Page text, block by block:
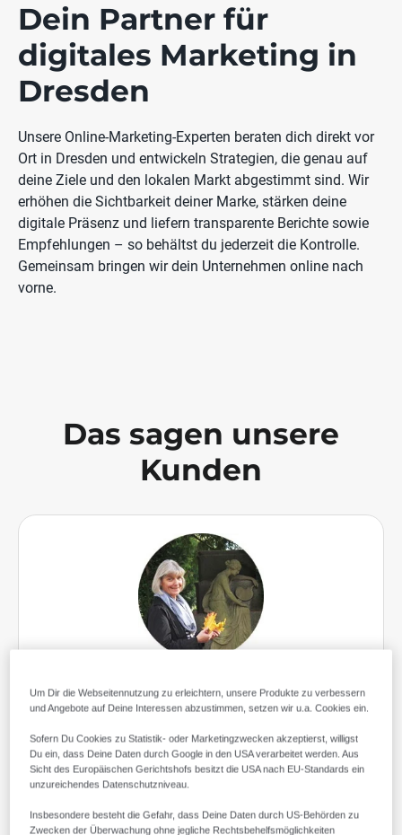
Dein Partner für
digitales Marketing in
Dresden
Unsere Online-Marketing-Experten beraten dich direkt vor
Ort in Dresden und entwickeln Strategien, die genau auf
deine Ziele und den lokalen Markt abgestimmt sind. Wir
erhöhen die Sichtbarkeit deiner Marke, stärken deine
digitale Präsenz und liefern transparente Berichte sowie
Empfehlungen – so behältst du jederzeit die Kontrolle.
Gemeinsam bringen wir dein Unternehmen online nach
vorne.
Das sagen unsere
Kunden
Claudia Bergmann-Staercke
in der heutigen Zeit sehr wichtig. Deshalb nutze ich
Um Dir die Webseitennutzung zu erleichtern, unsere Produkte zu verbessern
und Angebote auf Deine Interessen abzustimmen, setzen wir u.a. Cookies ein.
Sofern Du Cookies zu Statistik- oder Marketingzwecken akzeptierst, willigst
Du ein, dass Deine Daten durch Google in den USA verarbeitet werden. Aus
Sicht des Europäischen Gerichtshofs besitzt die USA nach EU-Standards ein
unzureichendes Datenschutzniveau.
Insbesondere besteht die Gefahr, dass Deine Daten durch US-Behörden zu
Zwecken der Überwachung ohne jegliche Rechtsbehelfsmöglichkeiten